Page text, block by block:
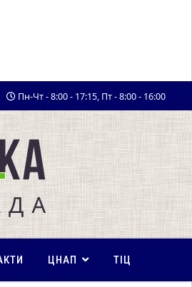
Пн-Чт - 8:00 - 17:15, Пт - 8:00 - 16:00
ЦНАП ТІЦ